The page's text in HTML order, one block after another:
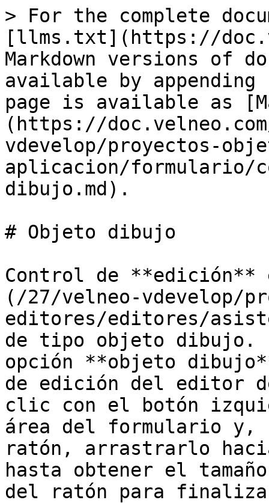
> For the complete
[llms.txt](https://
Markdown versions of
available by
page is available as
(https://
vdevelop/proyectos-
aplicacion/formulario/
dibujo.md).
# Objeto dibujo
Control de **edición**
(/27/velneo-vdevelop/
editores/editores/
de tipo objeto dibujo.
opción **objeto
de edición del editor
clic con el botón
área del formulario
ratón, arrastrarlo
hasta obtener el
del ratón para